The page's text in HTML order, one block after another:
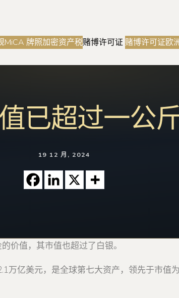
MiCA 牌照加密资产税赌博许可证 赌博许可证欧
已超过一公
19 12 月, 2024
价值，其市值也超过了白银。
万亿美元，是全球第七大资产，领先于市值